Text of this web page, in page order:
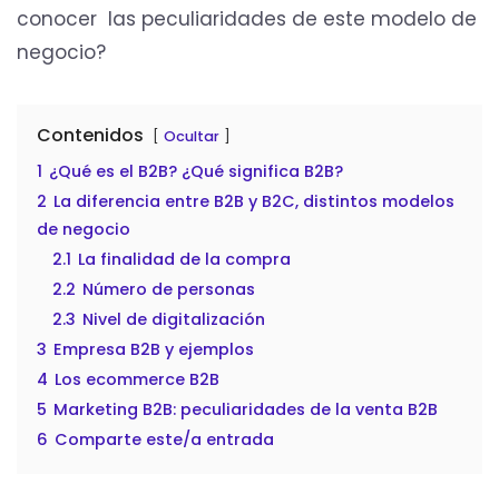
conocer las peculiaridades de este modelo de
negocio?
Contenidos Ocultar
1 ¿Qué es el B2B? ¿Qué significa B2B?
2 La diferencia entre B2B y B2C, distintos modelos
de negocio
2.1 La finalidad de la compra
2.2 Número de personas
2.3 Nivel de digitalización
3 Empresa B2B y ejemplos
4 Los ecommerce B2B
5 Marketing B2B: peculiaridades de la venta B2B
6 Comparte este/a entrada